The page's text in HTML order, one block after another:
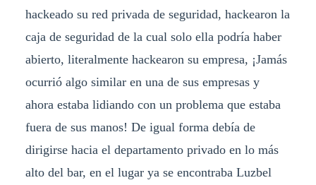
hackeado su red privada de seguridad, hackearon la
caja de seguridad de la cual solo ella podría haber
abierto, literalmente hackearon su empresa, ¡Jamás
ocurrió algo similar en una de sus empresas y
ahora estaba lidiando con un problema que estaba
fuera de sus manos! De igual forma debía de
dirigirse hacia el departamento privado en lo más
alto del bar, en el lugar ya se encontraba Luzbel